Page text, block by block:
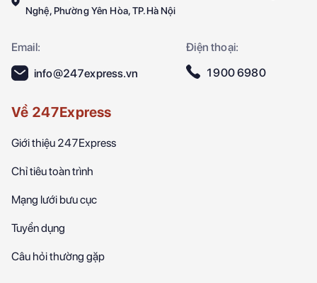
Nghệ, Phường Yên Hòa, TP.Hà Nội
Email:
Điện thoại:
info@247express.vn
1900 6980
Về 247Express
Giới thiệu 247Express
Chỉ tiêu toàn trình
Mạng lưới bưu cục
Tuyển dụng
Câu hỏi thường gặp